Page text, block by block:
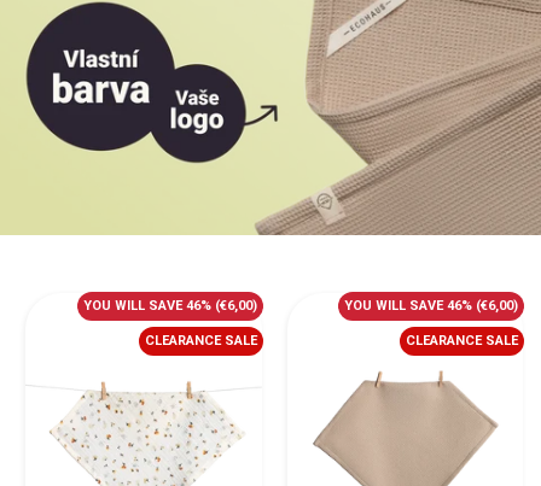
YOU WILL SAVE 46% (€6,00)
CLEARANCE SALE
YOU WILL SAVE 46% (€6,00)
CLEARANCE SALE